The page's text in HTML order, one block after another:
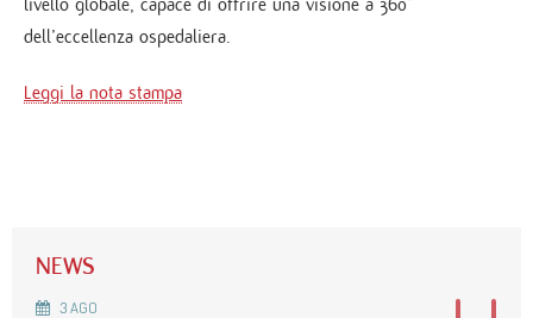
livello globale, capace di offrire una visione a 360°
dell’eccellenza ospedaliera.
Leggi la nota stampa
NEWS
3AGO